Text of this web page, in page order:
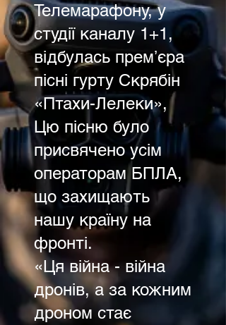
Телемарафону, у
студії каналу 1+1,
відбулась премʼєра
пісні гурту Скрябін
«Птахи-Лелеки»,
Цю пісню було
присвячено усім
операторам БПЛА,
що захищають
нашу країну на
фронті.
«Ця війна - війна
дронів, а за кожним
дроном стає